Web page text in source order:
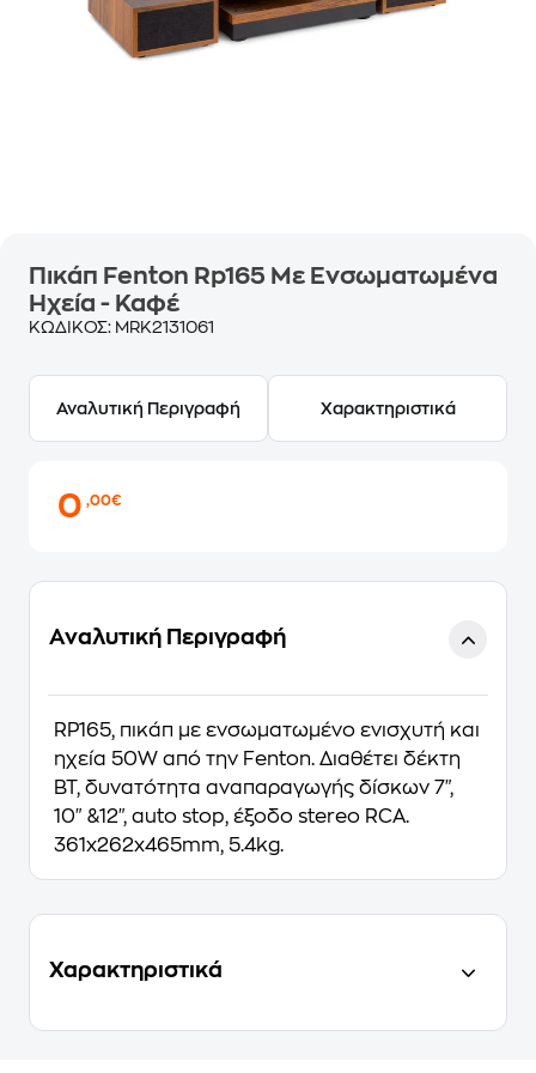
Πικάπ Fenton Rp165 Με Ενσωματωμένα
Ηχεία - Καφέ
ΚΩΔΙΚΟΣ: MRK2131061
Αναλυτική Περιγραφή Χαρακτηριστικά
0,00€
Αναλυτική Περιγραφή
RP165, πικάπ με ενσωματωμένο ενισχυτή και
ηχεία 50W από την Fenton. Διαθέτει δέκτη
BT, δυνατότητα αναπαραγωγής δίσκων 7",
10" &12", auto stop, έξοδο stereo RCA.
361x262x465mm, 5.4kg.
Χαρακτηριστικά